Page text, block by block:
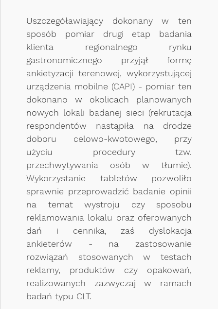
Uszczegóławiający dokonany w ten
sposób pomiar drugi etap badania
klienta regionalnego rynku
gastronomicznego przyjął formę
ankietyzacji terenowej, wykorzystującej
urządzenia mobilne (CAPI) - pomiar ten
dokonano w okolicach planowanych
nowych lokali badanej sieci (rekrutacja
respondentów nastąpiła na drodze
doboru celowo-kwotowego, przy
użyciu procedury tzw.
przechwytywania osób w tłumie).
Wykorzystanie tabletów pozwoliło
sprawnie przeprowadzić badanie opinii
na temat wystroju czy sposobu
reklamowania lokalu oraz oferowanych
dań i cennika, zaś dyslokacja
ankieterów - na zastosowanie
rozwiązań stosowanych w testach
reklamy, produktów czy opakowań,
realizowanych zazwyczaj w ramach
badań typu CLT.